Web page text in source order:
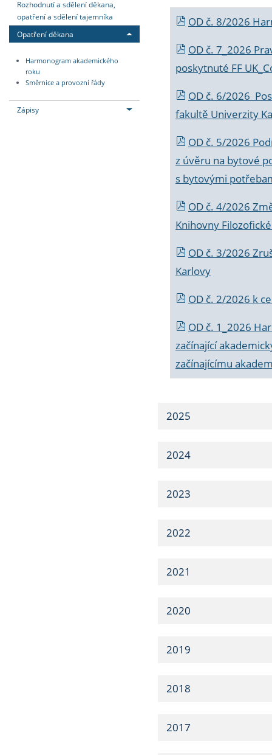
Rozhodnutí a sdělení děkana,
opatření a sdělení tajemníka
Opatření děkana
Harmonogram akademického
roku
Směrnice a provozní řády
Zápisy
OD č. 8/2026
OD č. 7_2026
poskytnuté FF
OD č. 6/2026
fakultě Univerzity
OD č. 5/2026
z úvěru na bytové
s bytovými
OD č. 4/2026
Knihovny
OD č. 3/2026
Karlovy
OD č. 2/2026 k
OD č. 1_2026
začínající
začínajícímu
2025
2024
2023
2022
2021
2020
2019
2018
2017